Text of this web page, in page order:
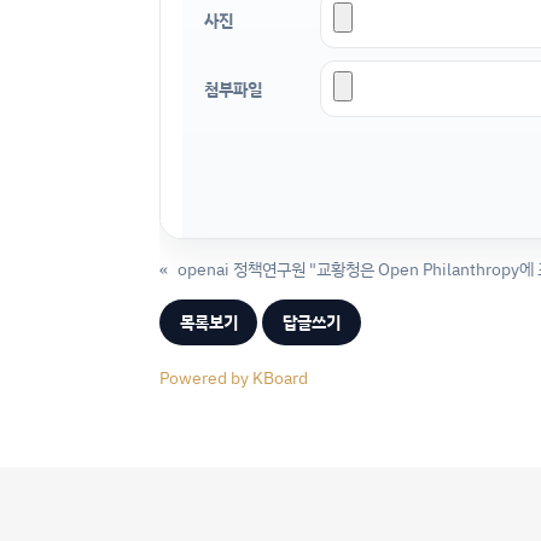
사진
첨부파일
« openai 정책연구원 "교황청은 Open Philanthropy에
목록보기 답글쓰기
Powered by KBoard